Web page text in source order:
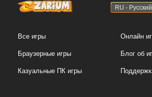
RU - Русский
Все игры
Браузерные игры
Казуальные ПК игры
Онлайн
Блог об